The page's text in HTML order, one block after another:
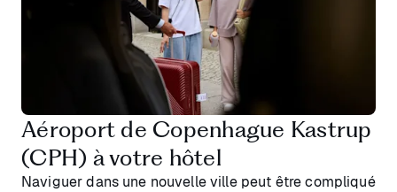
Aéroport de Copenhague Kastrup
(CPH) à votre hôtel
Naviguer dans une nouvelle ville peut être compliqué